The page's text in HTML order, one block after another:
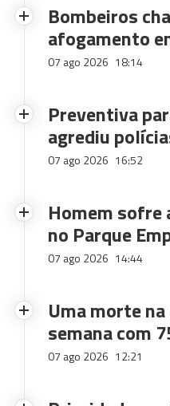
Bombeiros
afogamento
07 ago 2026 18:14
Preventiva
agrediu
07 ago 2026 16:52
Homem sofre
no Parque
07 ago 2026 14:44
Uma morte
semana com
07 ago 2026 12:21